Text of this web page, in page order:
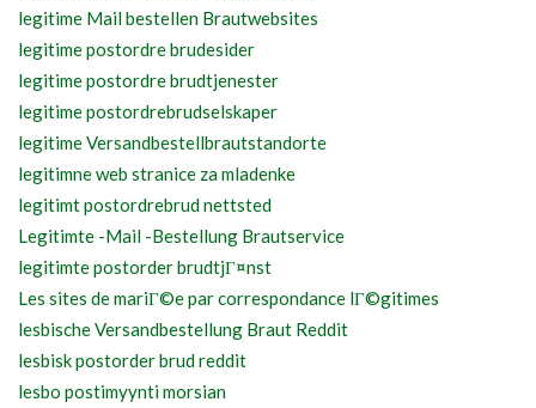
legitime Mail bestellen Brautwebsites
legitime postordre brudesider
legitime postordre brudtjenester
legitime postordrebrudselskaper
legitime Versandbestellbrautstandorte
legitimne web stranice za mladenke
legitimt postordrebrud nettsted
Legitimte -Mail -Bestellung Brautservice
legitimte postorder brudtjГ¤nst
Les sites de mariГ©e par correspondance lГ©gitimes
lesbische Versandbestellung Braut Reddit
lesbisk postorder brud reddit
lesbo postimyynti morsian